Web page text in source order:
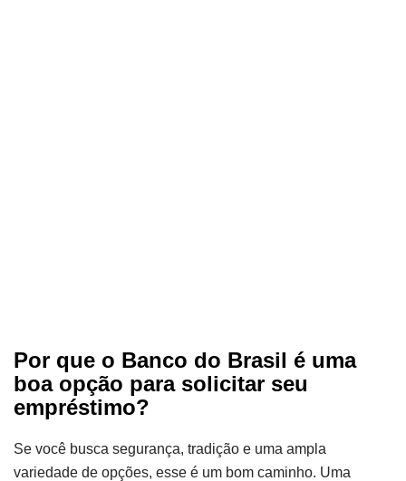
Por que o Banco do Brasil é uma
boa opção para solicitar seu
empréstimo?
Se você busca segurança, tradição e uma ampla
variedade de opções, esse é um bom caminho. Uma